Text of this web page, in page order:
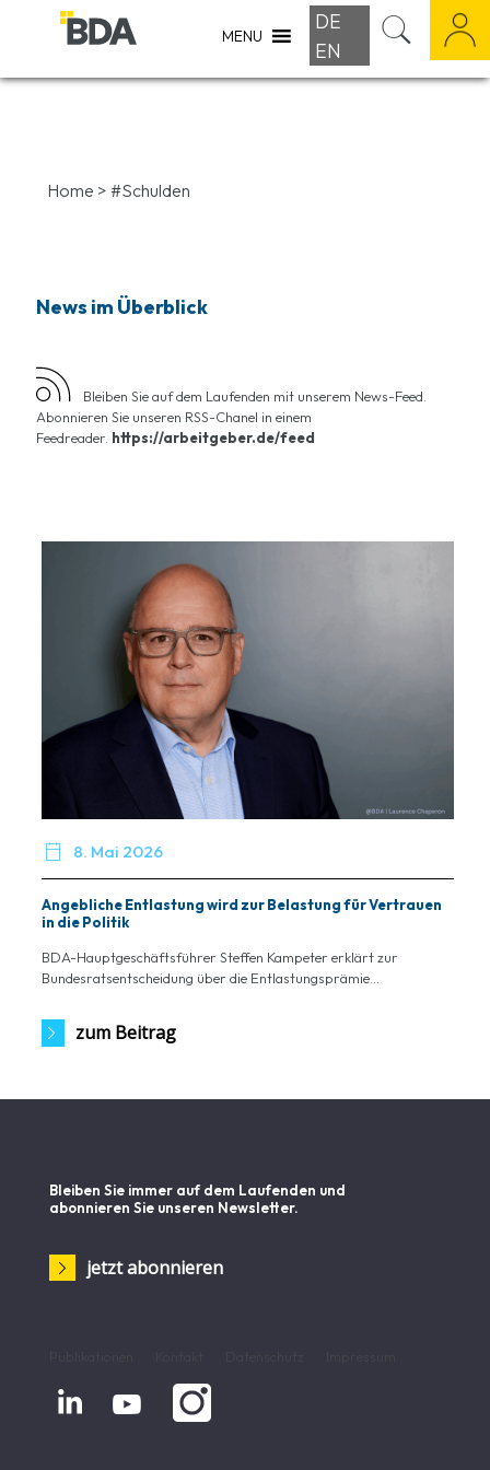
MENU
DE
EN
Home > #Schulden
News im Überblick
Bleiben Sie auf dem Laufenden mit unserem News-Feed.
Abonnieren Sie unseren RSS-Chanel in einem
Feedreader. https://arbeitgeber.de/feed
 8. Mai 2026
Angebliche Entlastung wird zur Belastung für Vertrauen
in die Politik
BDA-Hauptgeschäftsführer Steffen Kampeter erklärt zur
Bundesratsentscheidung über die Entlastungsprämie...
zum Beitrag
Bleiben Sie immer auf dem Laufenden und
abonnieren Sie unseren Newsletter.
jetzt abonnieren
 